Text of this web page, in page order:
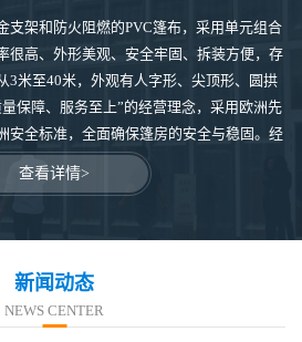
支架和防火阻燃的PVC篷布，采用单元组合
很高、外形美观、安全牢固、拆装方便，存
3米至40米，外观有人字形、尖顶形、圆拱
保障、服务至上”的经营理念，采用欧洲先
安全标准，全面确保篷房的安全与稳固。经
拥有完备的生产设施、完善的生产管理、雄
神和稳定的客户群。
查看详情>
新闻动态
NEWS CENTER